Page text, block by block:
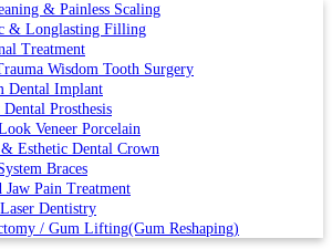
& Painless Scaling
& Longlasting Filling
Treatment
Wisdom Tooth Surgery
Dental Implant
Prosthesis
Veneer Porcelain
Esthetic Dental Crown
Braces
Jaw Pain Treatment
Dentistry
/ Gum Lifting(Gum Reshaping)